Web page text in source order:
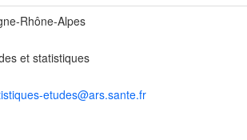
Rhône-Alpes
et statistiques
etudes@ars.sante.fr